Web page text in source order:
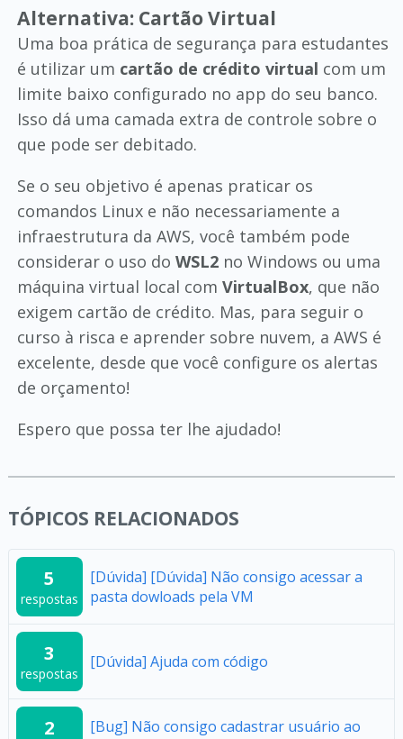
Alternativa: Cartão Virtual
Uma boa prática de segurança para estudantes
é utilizar um cartão de crédito virtual com um
limite baixo configurado no app do seu banco.
Isso dá uma camada extra de controle sobre o
que pode ser debitado.
Se o seu objetivo é apenas praticar os
comandos Linux e não necessariamente a
infraestrutura da AWS, você também pode
considerar o uso do WSL2no Windows ou uma
máquina virtual local com VirtualBox, que não
exigem cartão de crédito. Mas, para seguir o
curso à risca e aprender sobre nuvem, a AWS é
excelente, desde que você configure os alertas
de orçamento!
Espero que possa ter lhe ajudado!
TÓPICOS RELACIONADOS
5
respostas
[Dúvida] [Dúvida] Não consigo acessar a
pasta dowloads pela VM
3
respostas
[Dúvida] Ajuda com código
2
[Bug] Não consigo cadastrar usuário ao